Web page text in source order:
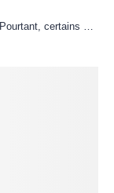
certains …